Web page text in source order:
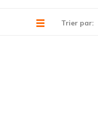
Trier par: